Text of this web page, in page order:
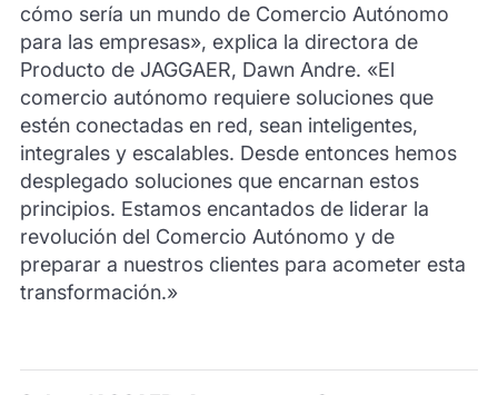
cómo sería un mundo de Comercio Autónomo
para las empresas», explica la directora de
Producto de JAGGAER, Dawn Andre. «El
comercio autónomo requiere soluciones que
estén conectadas en red, sean inteligentes,
integrales y escalables. Desde entonces hemos
desplegado soluciones que encarnan estos
principios. Estamos encantados de liderar la
revolución del Comercio Autónomo y de
preparar a nuestros clientes para acometer esta
transformación.»